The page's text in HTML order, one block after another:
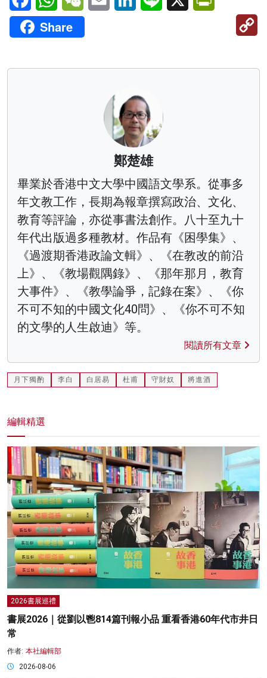
Share
鄭楚雄
畢業於香港中文大學中國語文學系。從事多
年文教工作，長期為報章撰寫政治、文化、
教育等評論，亦從事書法創作。八十至九十
年代出版過多種教材。作品有《困學集》、
《過渡期香港政論文輯》、《在教改的前沿
上》、《教場觀隅錄》、《那年那月，教育
大事件》、《教學論爭，記錄在案》、《你
不可不知的中國文化40問》、《你不可不知
的文學的人生啟迪》等。
閱讀所有文章
月下獨酌 李白 白居易 杜甫 守財奴 將進酒
編輯精選
2026書展巡禮
書展2026｜從劉以鬯814篇刊報小品 重看香港60年代市井日
常
作者: 本社編輯部
2026-08-06